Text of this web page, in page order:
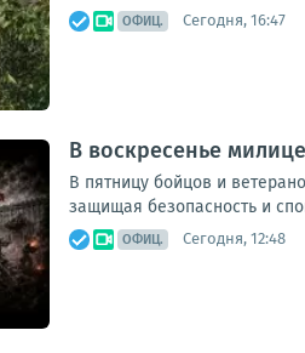
ОФИЦ. Сегодня, 16:47
В воскресенье
В пятницу бойцов и
защищая безопасность и
ОФИЦ. Сегодня, 12:48